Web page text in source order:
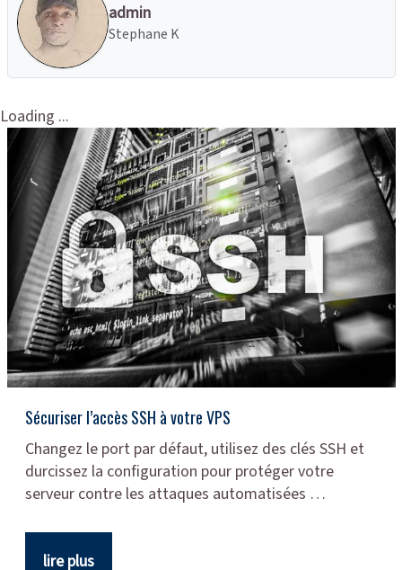
admin
Stephane K
Loading ...
Sécuriser l’accès SSH à votre VPS
Changez le port par défaut, utilisez des clés SSH et
durcissez la configuration pour protéger votre
serveur contre les attaques automatisées …
lire plus